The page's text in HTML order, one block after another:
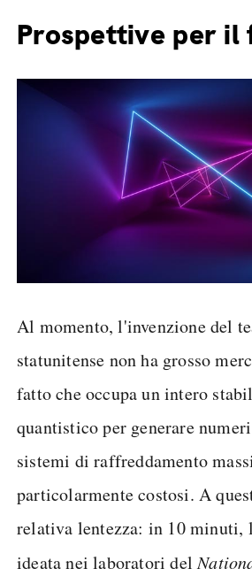
Prospettive per il
Al momento, l'invenzione del
statunitense non ha grosso
fatto che occupa un intero
quantistico per generare
sistemi di raffreddamento
particolarmente costosi. A
relativa lentezza: in 10 minuti,
ideata nei laboratori del